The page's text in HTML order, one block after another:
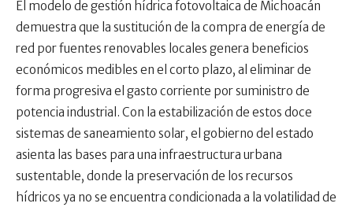
El modelo de gestión hídrica fotovoltaica de Michoacán
demuestra que la sustitución de la compra de energía de
red por fuentes renovables locales genera beneficios
económicos medibles en el corto plazo, al eliminar de
forma progresiva el gasto corriente por suministro de
potencia industrial. Con la estabilización de estos doce
sistemas de saneamiento solar, el gobierno del estado
asienta las bases para una infraestructura urbana
sustentable, donde la preservación de los recursos
hídricos ya no se encuentra condicionada a la volatilidad de